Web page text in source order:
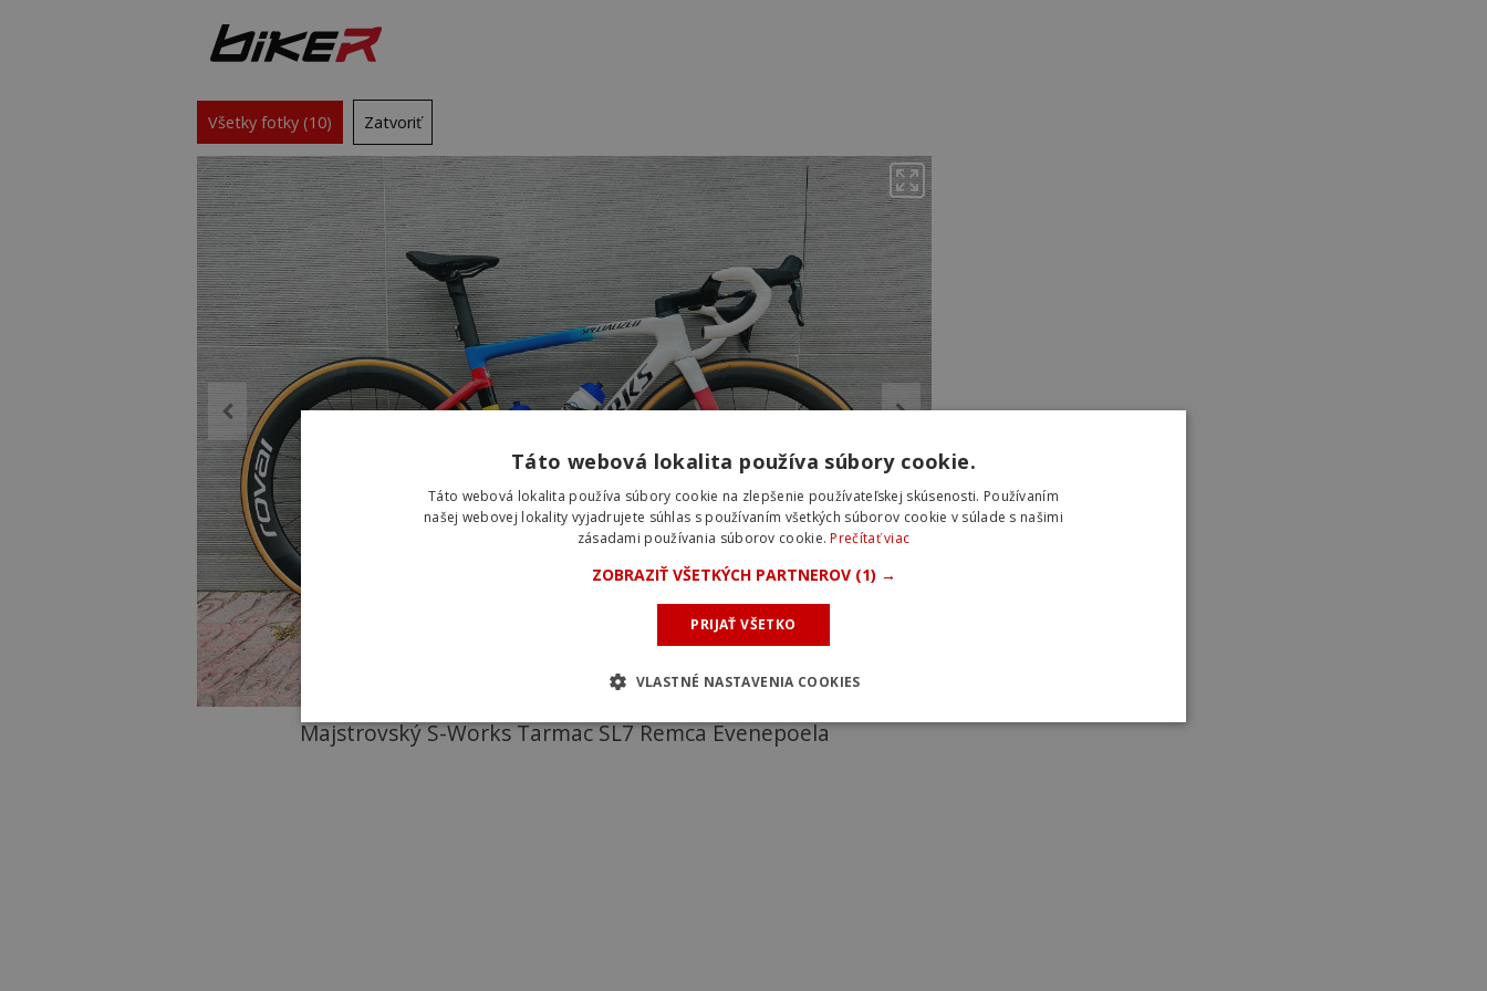
Všetky fotky (10) Zatvoriť
Majstrovský S-Works Tarmac SL7 Remca Evenepoela
Táto webová lokalita používa súbory cookie.
Táto webová lokalita používa súbory cookie na zlepšenie používateľskej skúsenosti. Používaním
našej webovej lokality vyjadrujete súhlas s používaním všetkých súborov cookie v súlade s našimi
zásadami používania súborov cookie.Prečítať viac
ZOBRAZIŤ VŠETKÝCH PARTNEROV (1) →
PRIJAŤ VŠETKO
VLASTNÉ NASTAVENIA COOKIES